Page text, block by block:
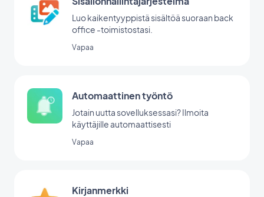
Luo kaikentyyppistä sisältöä suoraan back
office -toimistostasi.
Vapaa
Automaattinen työntö
Jotain uutta sovelluksessasi? Ilmoita
käyttäjille automaattisesti
Vapaa
Kirjanmerkki